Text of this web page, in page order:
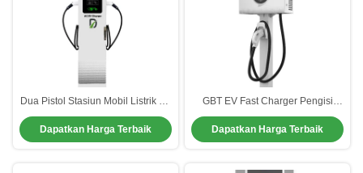
Dua Pistol Stasiun Mobil Listrik Ev
Unit Pengisian 400 Volt 32A Maks
arus
Dapatkan Harga Terbaik
GBT EV Fast Charger Pengisi
daya mobil listrik dengan desain
yang dapat disesuaikan dan
efisiensi konversi yang tinggi
Dapatkan Harga Terbaik